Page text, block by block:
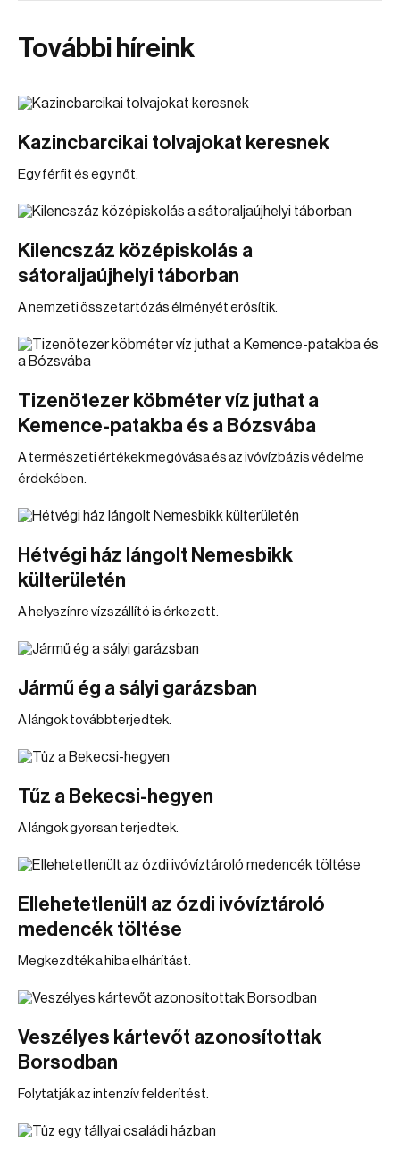
További híreink
Kazincbarcikai tolvajokat keresnek
Egy férfit és egy nőt.
Kilencszáz középiskolás a
sátoraljaújhelyi táborban
A nemzeti összetartózás élményét erősítik.
Tizenötezer köbméter víz juthat a
Kemence-patakba és a Bózsvába
A természeti értékek megóvása és az ivóvízbázis védelme
érdekében.
Hétvégi ház lángolt Nemesbikk
külterületén
A helyszínre vízszállító is érkezett.
Jármű ég a sályi garázsban
A lángok továbbterjedtek.
Tűz a Bekecsi-hegyen
A lángok gyorsan terjedtek.
Ellehetetlenült az ózdi ivóvíztároló
medencék töltése
Megkezdték a hiba elhárítást.
Veszélyes kártevőt azonosítottak
Borsodban
Folytatják az intenzív felderítést.